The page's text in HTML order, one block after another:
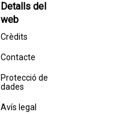
Detalls del
web
Crèdits
Contacte
Protecció de
dades
Avís legal